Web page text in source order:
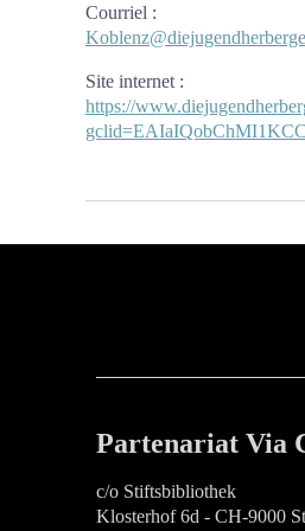
Courriel :
Site internet :
https://
Partenariat Via
c/o Stiftsbibliothek
Klosterhof 6d - CH-9000